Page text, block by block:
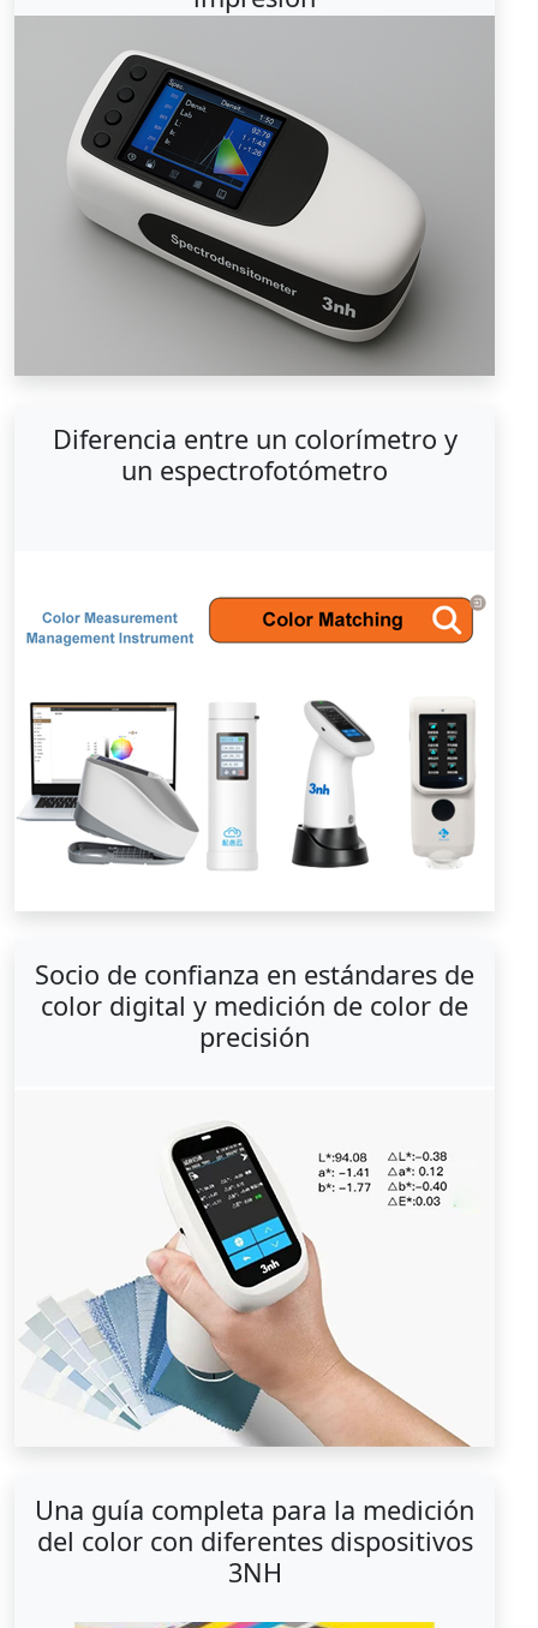
Diferencia entre un colorímetro y
un espectrofotómetro
Socio de confianza en estándares de
color digital y medición de color de
precisión
Una guía completa para la medición
del color con diferentes dispositivos
3NH